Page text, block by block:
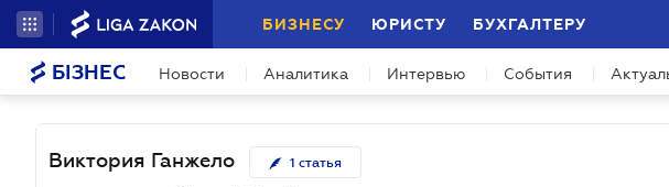
БИЗНЕСУ ЮРИСТУ БУХГАЛТЕРУ
БІЗНЕС Новости Аналитика Интервью События
Виктория Ганжело 1 статья